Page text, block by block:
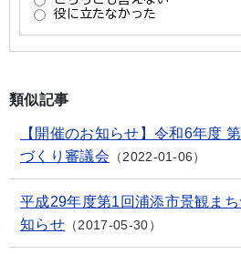
類似記事
【開催のお知らせ】令和6年度
づくり審議会
2022-01-06
平成29年度第1回浦添市景観ま
知らせ
2017-05-30